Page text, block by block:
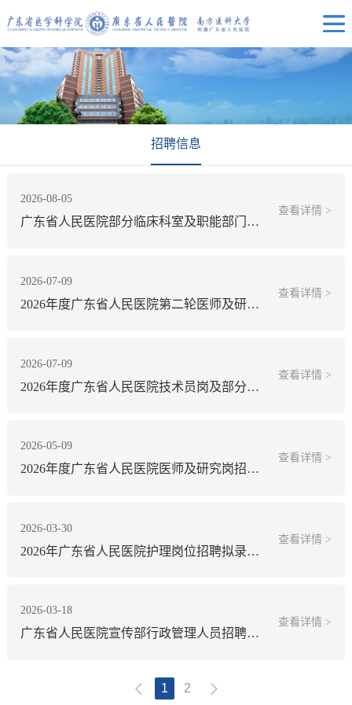
招聘信息
2026-08-05
广东省人民医院部分临床科室及职能部门招聘公告
查看详情 >
2026-07-09
2026年度广东省人民医院第二轮医师及研究岗招聘拟录用人员名单公示
查看详情 >
2026-07-09
2026年度广东省人民医院技术员岗及部分职能部门岗位招聘拟录用人员名单公示
查看详情 >
2026-05-09
2026年度广东省人民医院医师及研究岗招聘拟录用人员名单公示
查看详情 >
2026-03-30
2026年广东省人民医院护理岗位招聘拟录用人员名单公示
查看详情 >
2026-03-18
广东省人民医院宣传部行政管理人员招聘公告
查看详情 >
1 2